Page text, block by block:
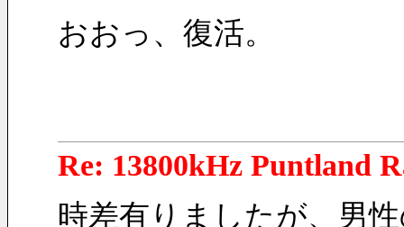
おおっ、復活。
Re: 13800kHz Puntland
時差有りましたが、男